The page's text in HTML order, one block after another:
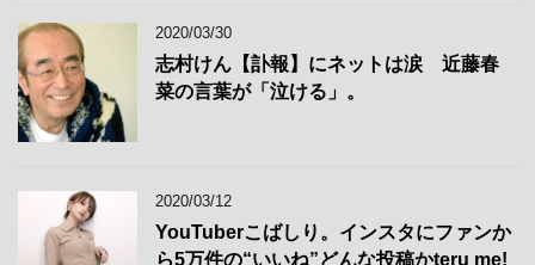
2020/03/30
志村けん【訃報】にネットは涙 近藤春
菜の言葉が「泣ける」。
2020/03/12
YouTuberこばしり。インスタにファンか
ら5万件の“いいね”どんな投稿かteru me!